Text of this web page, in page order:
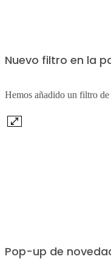
Nuevo filtro en la
Hemos añadido un filtro
Pop-up de